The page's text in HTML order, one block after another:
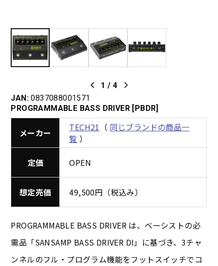
1 / 4
JAN: 0837088001571
PROGRAMMABLE BASS DRIVER [PBDR]
メーカー TECH21 （ 同じブランドの商品一
覧 ）
定価 OPEN
想定売価 49,500円（税込み）
PROGRAMMABLE BASS DRIVER は、ベーシストの必
需品「SANSAMP BASS DRIVER DI」に基づき、3チャ
ンネルのフル・プログラム機能をフットスイッチでコ